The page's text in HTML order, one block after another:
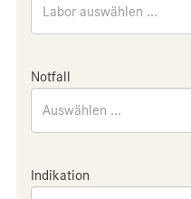
Labor auswählen ...
Notfall
Auswählen ...
Indikation